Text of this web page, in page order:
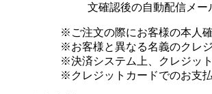
文確認後の自動配信メー
※ご注文の際にお客様の本人
※お客様と異なる名義のクレ
※決済システム上、クレジッ
※クレジットカードでのお支